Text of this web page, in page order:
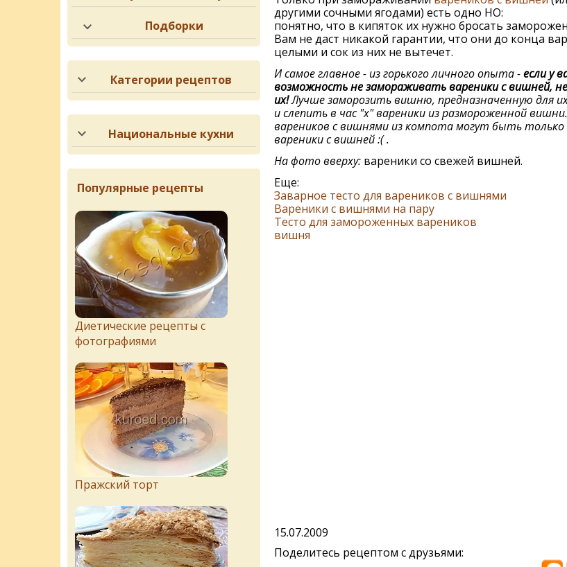
другими сочными ягодами) есть одно НО:
понятно, что в кипяток их нужно бросать
Вам не даст никакой гарантии, что они до конца
целыми и сок из них не вытечет.
И самое главное - из горького личного опыта -если у
возможность не замораживать вареники с вишней,
их!Лучше заморозить вишню, предназначенную для
и слепить в час "х" вареники из размороженной
вареников с вишнями из компота могут быть
вареники с вишней :( .
На фото вверху:вареники со свежей вишней.
Еще:
Заварное тесто для вареников с вишнями
Вареники с вишнями на пару
Тесто для замороженных вареников
вишня
15.07.2009
Поделитесь рецептом с друзьями:
Подборки
Категории рецептов
Национальные кухни
Популярные рецепты
Диетические рецепты с
фотографиями
Пражский торт